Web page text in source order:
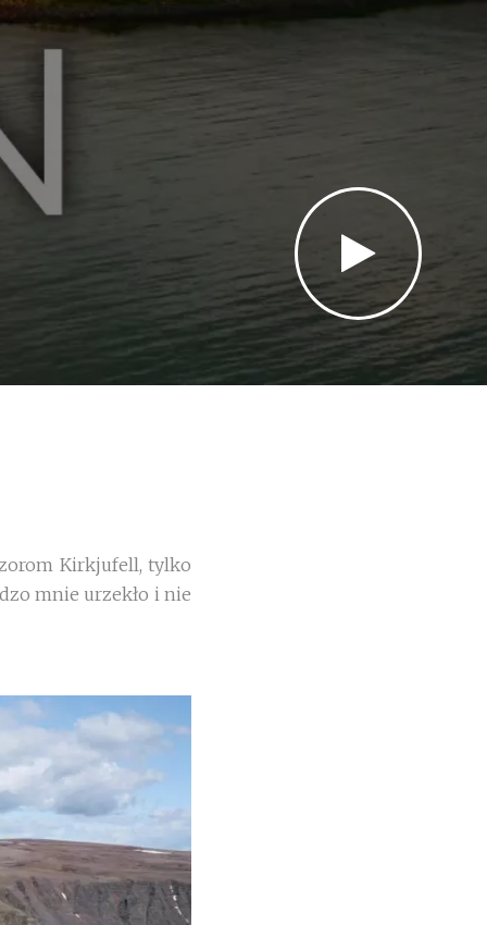
Kirkjufell, tylko
mnie urzekło i nie